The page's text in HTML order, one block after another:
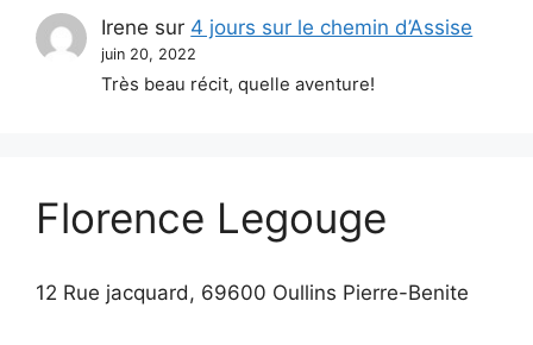
Irene sur 4 jours sur le chemin d’Assise
juin 20, 2022
Très beau récit, quelle aventure!
Florence Legouge
12 Rue jacquard, 69600 Oullins Pierre-Benite